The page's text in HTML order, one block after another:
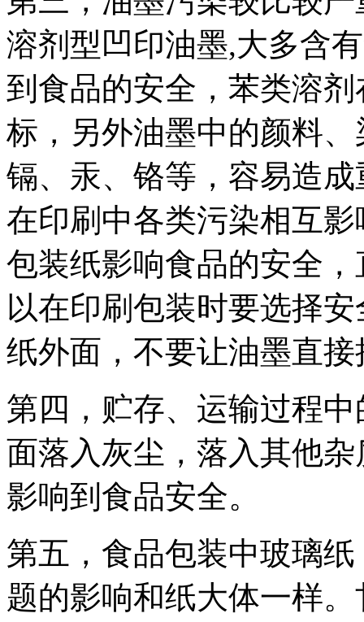
溶剂型凹印油墨,大多含
到食品的安全，苯类溶
标，另外油墨中的颜料
镉、汞、铬等，容易造
在印刷中各类污染相互
包装纸影响食品的安全
以在印刷包装时要选择
纸外面，不要让油墨直
第四，贮存、运输过程
面落入灰尘，落入其他
影响到食品安全。
第五，食品包装中玻璃
题的影响和纸大体一样